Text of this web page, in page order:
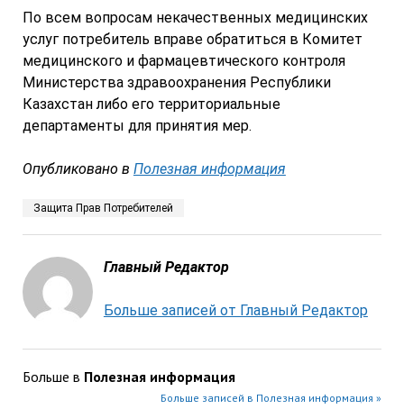
По всем вопросам некачественных медицинских
услуг потребитель вправе обратиться в Комитет
медицинского и фармацевтического контроля
Министерства здравоохранения Республики
Казахстан либо его территориальные
департаменты для принятия мер.
Опубликовано в Полезная информация
Защита Прав Потребителей
Главный Редактор
Больше записей от Главный Редактор
Больше в Полезная информация
Больше записей в Полезная информация »